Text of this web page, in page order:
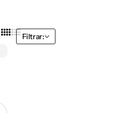
Filtrar: